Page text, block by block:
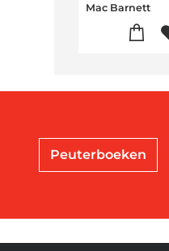
Mac Barnett
Peuterboeken